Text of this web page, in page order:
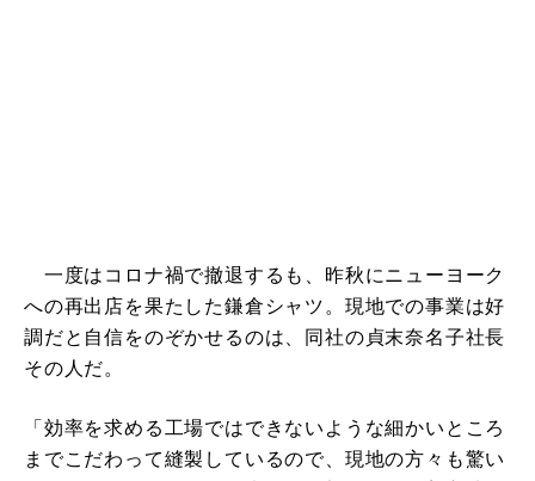
一度はコロナ禍で撤退するも、昨秋にニューヨーク
への再出店を果たした鎌倉シャツ。現地での事業は好
調だと自信をのぞかせるのは、同社の貞末奈名子社長
その人だ。
「効率を求める工場ではできないような細かいところ
までこだわって縫製しているので、現地の方々も驚い